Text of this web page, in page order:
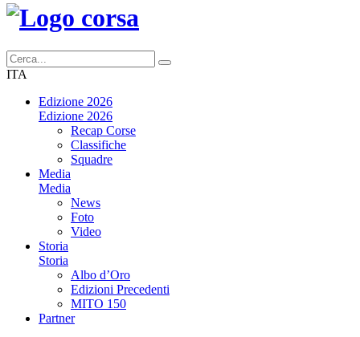
ITA
Edizione 2026
Edizione 2026
Recap Corse
Classifiche
Squadre
Media
Media
News
Foto
Video
Storia
Storia
Albo d’Oro
Edizioni Precedenti
MITO 150
Partner